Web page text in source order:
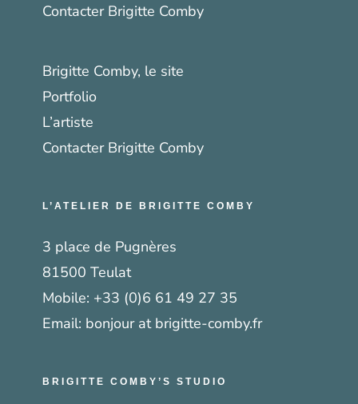
Contacter Brigitte Comby
Brigitte Comby, le site
Portfolio
L’artiste
Contacter Brigitte Comby
L’ATELIER DE BRIGITTE COMBY
3 place de Pugnères
81500 Teulat
Mobile: +33 (0)6 61 49 27 35
Email: bonjour at brigitte-comby.fr
BRIGITTE COMBY’S STUDIO